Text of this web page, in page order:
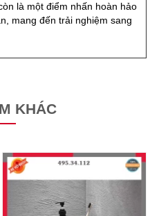
là một điểm nhấn hoàn hảo
mang đến trải nghiệm sang
KHÁC